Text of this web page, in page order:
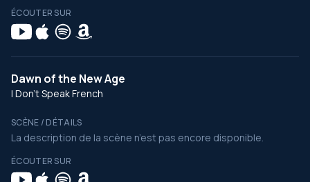
ÉCOUTER SUR
Dawn of the New Age
I Don't Speak French
SCÈNE / DÉTAILS
La description de la scène n’est pas encore disponible.
ÉCOUTER SUR